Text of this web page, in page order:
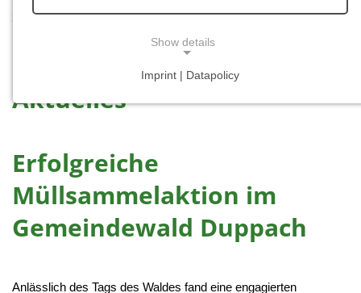
STARTSEITE
...
Aktuelles
Erfolgreiche
Müllsammelaktion im
Gemeindewald Duppach
Anlässlich des Tags des Waldes fand eine engagierten
Show details
Imprint | Datapolicy